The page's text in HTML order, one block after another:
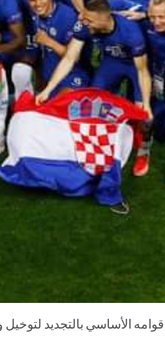
الأساسي بالتجديد لتوخيل